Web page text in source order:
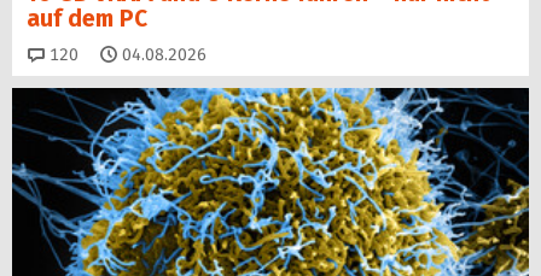
auf dem PC
120 Kommentare
04.08.2026